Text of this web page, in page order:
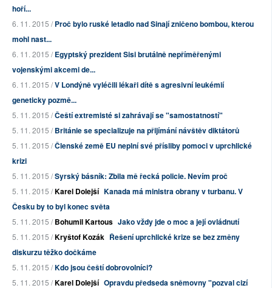
hoří...
6. 11. 2015 /Proč bylo ruské letadlo nad Sinají zničeno bombou, kterou
mohl nast...
6. 11. 2015 /Egyptský prezident Sisi brutálně nepříměřenými
vojenskými akcemi de...
6. 11. 2015 /V Londýně vyléčili lékaři dítě s agresivní leukémií
geneticky pozmě...
5. 11. 2015 /Čeští extremisté si zahrávají se "samostatností"
5. 11. 2015 /Británie se specializuje na přijímání návštěv diktátorů
5. 11. 2015 /Členské země EU neplní své přísliby pomoci v uprchlické
krizi
5. 11. 2015 /Syrský básník: Zbila mě řecká policie. Nevím proč
5. 11. 2015 /Karel Dolejší Kanada má ministra obrany v turbanu. V
Česku by to byl konec světa
5. 11. 2015 /Bohumil Kartous Jako vždy jde o moc a její ovládnutí
5. 11. 2015 /Kryštof Kozák Řešení uprchlické krize se bez změny
diskurzu těžko dočkáme
5. 11. 2015 /Kdo jsou čeští dobrovolníci?
5. 11. 2015 /Karel Dolejší Opravdu předseda sněmovny "pozval cizí